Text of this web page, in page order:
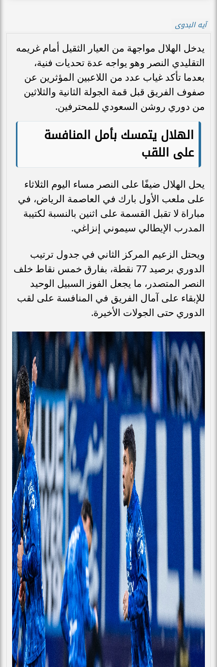
آيه البدوى
يدخل الهلال مواجهة من العيار الثقيل أمام غريمه
التقليدي النصر وهو يواجه عدة تحديات فنية،
بعدما تأكد غياب عدد من اللاعبين المؤثرين عن
صفوف الفريق قبل قمة الجولة الثانية والثلاثين
من دوري روشن السعودي للمحترفين.
الهلال يتمسك بأمل المنافسة
على اللقب
يحل الهلال ضيفًا على النصر مساء اليوم الثلاثاء
على ملعب الأول بارك في العاصمة الرياض، في
مباراة لا تقبل القسمة على اثنين بالنسبة لكتيبة
المدرب الإيطالي سيموني إنزاغي.
ويحتل الزعيم المركز الثاني في جدول ترتيب
الدوري برصيد 77 نقطة، بفارق خمس نقاط خلف
النصر المتصدر، ما يجعل الفوز السبيل الوحيد
للإبقاء على آمال الفريق في المنافسة على لقب
الدوري حتى الجولات الأخيرة.